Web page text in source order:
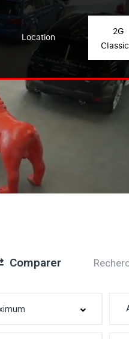
Location
2G
Classic
Comparer